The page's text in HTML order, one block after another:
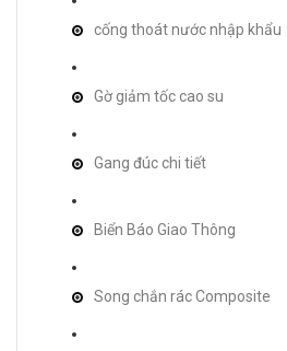
cống thoát nước nhập khẩu
Gờ giảm tốc cao su
Gang đúc chi tiết
Biển Báo Giao Thông
Song chắn rác Composite